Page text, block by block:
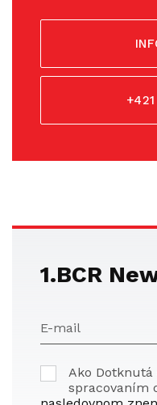
1.BCR
E-mail
Ako
spracovaním